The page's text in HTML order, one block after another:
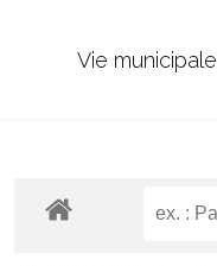
Vie municipale